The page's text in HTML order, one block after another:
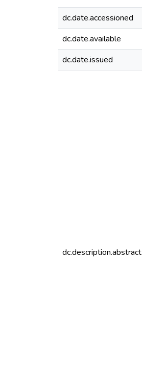
dc.date.accessioned
dc.date.available
dc.date.issued
dc.description.abstract